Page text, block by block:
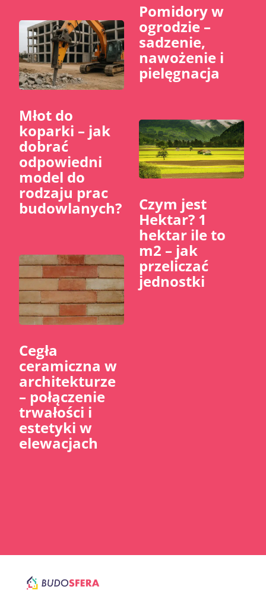
Młot do
koparki – jak
dobrać
odpowiedni
model do
rodzaju prac
budowlanych?
Cegła
ceramiczna w
architekturze
– połączenie
trwałości i
estetyki w
elewacjach
Pomidory w
ogrodzie –
sadzenie,
nawożenie i
pielęgnacja
Czym jest
Hektar? 1
hektar ile to
m2 – jak
przeliczać
jednostki